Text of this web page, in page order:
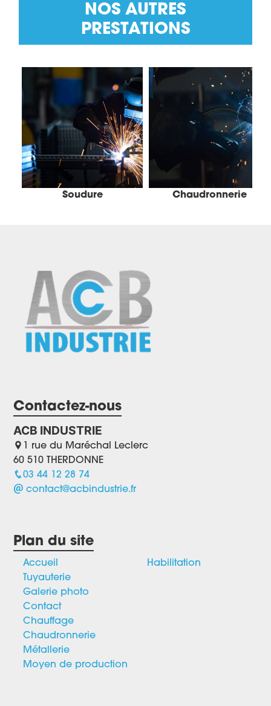
NOS AUTRES
PRESTATIONS
Soudure Chaudronnerie
Contactez-nous
ACB INDUSTRIE
1 rue du Maréchal Leclerc
60 510 THERDONNE
03 44 12 28 74
contact@acbindustrie.fr
Plan du site
Accueil
Tuyauterie
Galerie photo
Contact
Chauffage
Chaudronnerie
Métallerie
Moyen de production
Habilitation